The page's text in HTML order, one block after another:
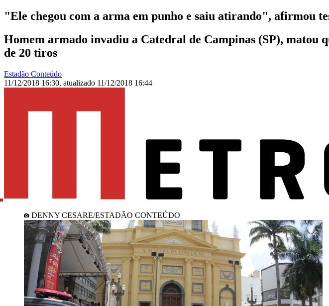
"Ele chegou com a arma em punho e saiu atirando", afirmou
Homem armado invadiu a Catedral de Campinas (SP), matou
de 20 tiros
Estadão Conteúdo
11/12/2018 16:30, atualizado 11/12/2018 16:44
DENNY CESARE/ESTADÃO CONTEÚDO